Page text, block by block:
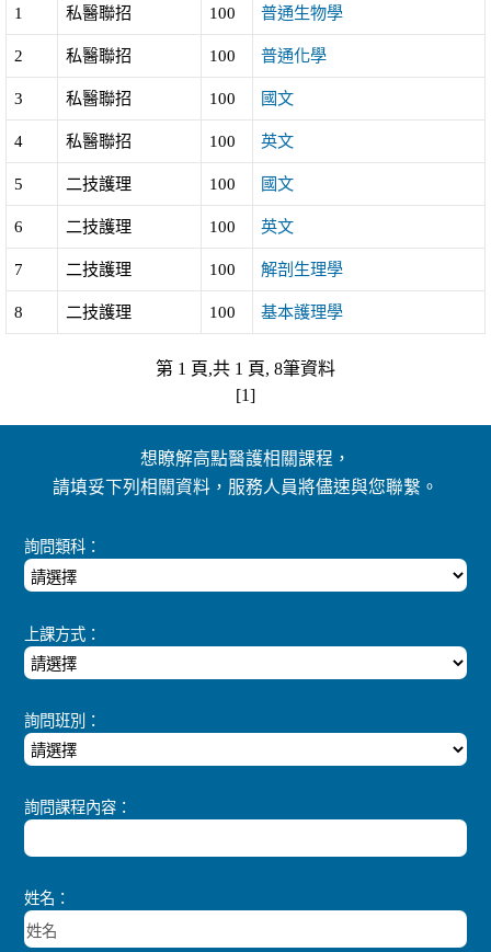
1 私醫聯招 100 普通生物學
2 私醫聯招 100 普通化學
3 私醫聯招 100 國文
4 私醫聯招 100 英文
5 二技護理 100 國文
6 二技護理 100 英文
7 二技護理 100 解剖生理學
8 二技護理 100 基本護理學
第 1 頁,共 1 頁, 8筆資料
[1]
想瞭解高點醫護相關課程，
請填妥下列相關資料，服務人員將儘速與您聯繫。
詢問類科：
上課方式：
詢問班別：
詢問課程內容：
姓名：